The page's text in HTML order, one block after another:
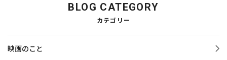
BLOG CATEGORY
カテゴリー
映画のこと